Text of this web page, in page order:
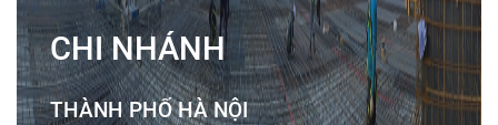
CHI NHÁNH
THÀNH PHỐ HÀ NỘI